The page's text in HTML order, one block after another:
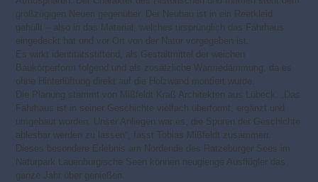
großzügigen Neuen gegenüber. Der Neubau ist in ein Reetkleid
gehüllt – also in das Material, welches ursprünglich das Fährhaus
eingedeckt hat und vor Ort von der Natur vorgegeben ist.
Es wirkt identitätsstiftend, als Gestaltmittel der weichen
Baukörperform folgend und als zusätzliche Wärmedämmung, da es
ohne Hinterlüftung direkt auf die Holzwand montiert wurde.
Die Planung stammt von Mißfeldt Kraß Architekten aus Lübeck. „Das
Fährhaus ist in seiner Geschichte vielfach überformt, ergänzt und
umgebaut worden. Unser Anliegen war es, die Spuren der Geschichte
ablesbar werden zu lassen“, fasst Tobias Mißfeldt zusammen.
Dieses besondere Erlebnis am Nordende des Ratzeburger Sees im
Naturpark Lauenburgische Seen können neugierige Ausflügler das
ganze Jahr über genießen.